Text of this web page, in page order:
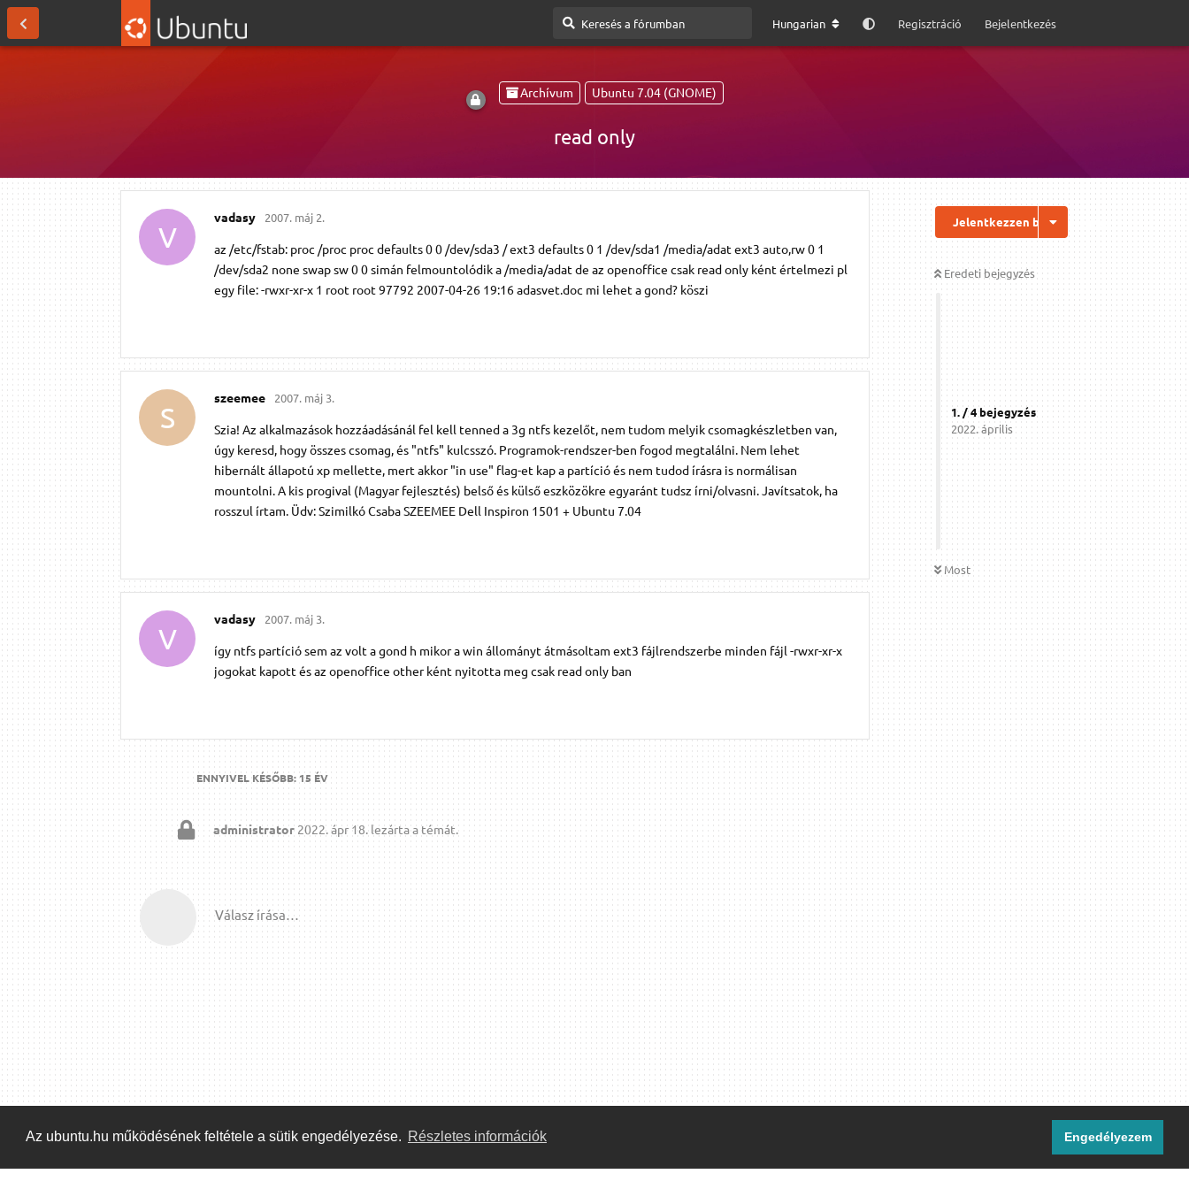
Az ubuntu.hu működésének feltétele a sütik engedélyezése. Részletes információk Engedélyezem
Hungarian Regisztráció Bejelentkezés
Archívum Ubuntu 7.04 (GNOME)
read only
Jelentkezzen be a válaszhoz
Eredeti bejegyzés
1. /4bejegyzés
2022. április
Most
V
vadasy 2007. máj 2.
az /etc/fstab: proc /proc proc defaults 0 0 /dev/sda3 / ext3 defaults 0 1 /dev/sda1 /media/adat ext3 auto,rw 0 1
/dev/sda2 none swap sw 0 0 simán felmountolódik a /media/adat de az openoffice csak read only ként értelmezi pl
egy file: -rwxr-xr-x 1 root root 97792 2007-04-26 19:16 adasvet.doc mi lehet a gond? köszi
S
szeemee 2007. máj 3.
Szia! Az alkalmazások hozzáadásánál fel kell tenned a 3g ntfs kezelőt, nem tudom melyik csomagkészletben van,
úgy keresd, hogy összes csomag, és "ntfs" kulcsszó. Programok-rendszer-ben fogod megtalálni. Nem lehet
hibernált állapotú xp mellette, mert akkor "in use" flag-et kap a partíció és nem tudod írásra is normálisan
mountolni. A kis progival (Magyar fejlesztés) belső és külső eszközökre egyaránt tudsz írni/olvasni. Javítsatok, ha
rosszul írtam. Üdv: Szimilkó Csaba SZEEMEE Dell Inspiron 1501 + Ubuntu 7.04
V
vadasy 2007. máj 3.
így ntfs partíció sem az volt a gond h mikor a win állományt átmásoltam ext3 fájlrendszerbe minden fájl -rwxr-xr-x
jogokat kapott és az openoffice other ként nyitotta meg csak read only ban
ENNYIVEL KÉSŐBB: 15 ÉV
administrator 2022. ápr 18. lezárta a témát.
Válasz írása…